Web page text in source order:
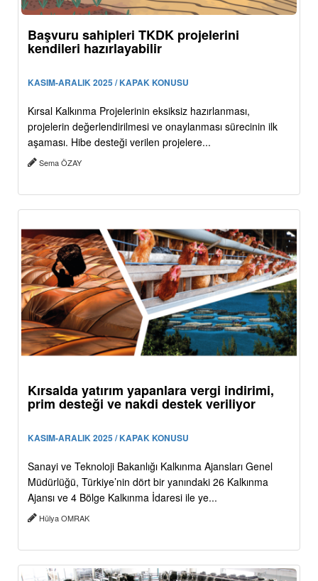
Başvuru sahipleri TKDK projelerini
kendileri hazırlayabilir
KASIM-ARALIK 2025 / KAPAK KONUSU
Kırsal Kalkınma Projelerinin eksiksiz hazırlanması,
projelerin değerlendirilmesi ve onaylanması sürecinin ilk
aşaması. Hibe desteği verilen projelere...
Sema ÖZAY
Kırsalda yatırım yapanlara vergi indirimi,
prim desteği ve nakdi destek veriliyor
KASIM-ARALIK 2025 / KAPAK KONUSU
Sanayi ve Teknoloji Bakanlığı Kalkınma Ajansları Genel
Müdürlüğü, Türkiye’nin dört bir yanındaki 26 Kalkınma
Ajansı ve 4 Bölge Kalkınma İdaresi ile ye...
Hülya OMRAK